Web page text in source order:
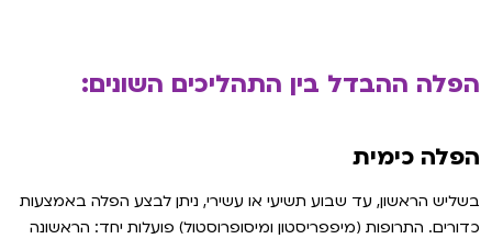
הפלה ההבדל בין התהליכים השונים:
הפלה כימית
בשליש הראשון, עד שבוע תשיעי או עשירי, ניתן לבצע הפלה באמצעות
כדורים. התרופות (מיפפריסטון ומיסופרוסטול) פועלות יחד: הראשונה